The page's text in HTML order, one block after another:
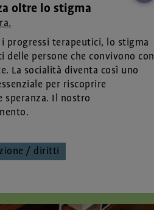
oltre lo stigma
progressi terapeutici, lo stigma
delle persone che convivono con
La socialità diventa così uno
per riscoprire
speranza. Il nostro
/ diritti